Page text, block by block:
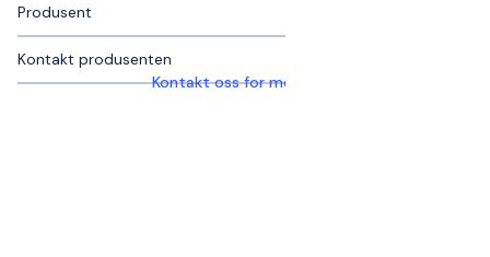
Produsent
Kontakt produsenten
Kontakt oss for mer informasjon